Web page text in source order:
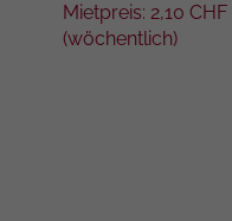
Mietpreis: 2,10 CHF
(wöchentlich)